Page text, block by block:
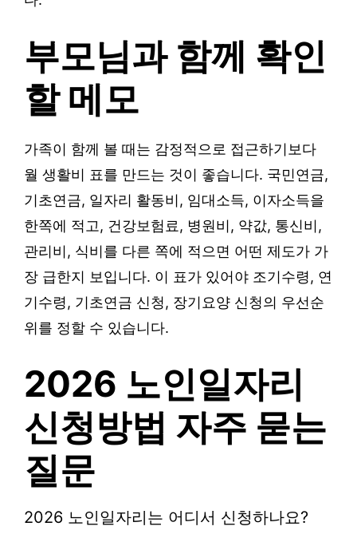
부모님과 함께 확인
할 메모
가족이 함께 볼 때는 감정적으로 접근하기보다
월 생활비 표를 만드는 것이 좋습니다. 국민연금,
기초연금, 일자리 활동비, 임대소득, 이자소득을
한쪽에 적고, 건강보험료, 병원비, 약값, 통신비,
관리비, 식비를 다른 쪽에 적으면 어떤 제도가 가
장 급한지 보입니다. 이 표가 있어야 조기수령, 연
기수령, 기초연금 신청, 장기요양 신청의 우선순
위를 정할 수 있습니다.
2026 노인일자리
신청방법 자주 묻는
질문
2026 노인일자리는 어디서 신청하나요?